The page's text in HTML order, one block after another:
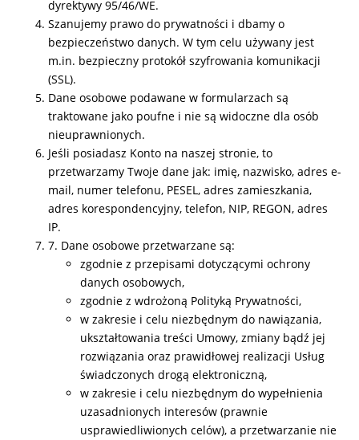
dyrektywy 95/46/WE.
Szanujemy prawo do prywatności i dbamy o
bezpieczeństwo danych. W tym celu używany jest
m.in. bezpieczny protokół szyfrowania komunikacji
(SSL).
Dane osobowe podawane w formularzach są
traktowane jako poufne i nie są widoczne dla osób
nieuprawnionych.
Jeśli posiadasz Konto na naszej stronie, to
przetwarzamy Twoje dane jak: imię, nazwisko, adres e-
mail, numer telefonu, PESEL, adres zamieszkania,
adres korespondencyjny, telefon, NIP, REGON, adres
IP.
7. Dane osobowe przetwarzane są:
zgodnie z przepisami dotyczącymi ochrony
danych osobowych,
zgodnie z wdrożoną Polityką Prywatności,
w zakresie i celu niezbędnym do nawiązania,
ukształtowania treści Umowy, zmiany bądź jej
rozwiązania oraz prawidłowej realizacji Usług
świadczonych drogą elektroniczną,
w zakresie i celu niezbędnym do wypełnienia
uzasadnionych interesów (prawnie
usprawiedliwionych celów), a przetwarzanie nie